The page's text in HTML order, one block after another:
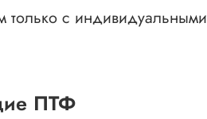
только с
ПТФ